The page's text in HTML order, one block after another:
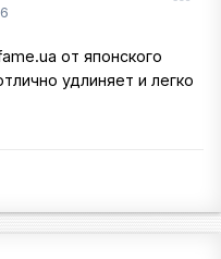
от японского
удлиняет и легко